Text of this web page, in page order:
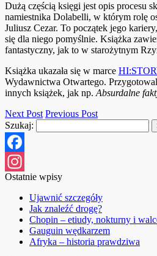
Dużą częścią księgi jest opis procesu
namiestnika Dolabelli, w którym rolę
Juliusz Cezar. To początek jego
się dla niego pomyślnie. Książka
fantastyczny, jak to w starożytnym
Książka ukazała się w marce
Wydawnictwa Otwartego.
innych książek, jak np.Absurdalne
Next Post Previous Post
Szukaj:
Facebook
Instagram
Ostatnie wpisy
Ujawnić szczegóły
Jak znaleźć drogę?
Chopin – etiudy, nokturny i
Gauguin wędkarzem
Afryka – historia prawdziwa